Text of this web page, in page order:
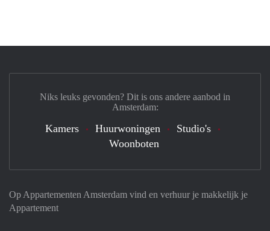
Op Appartementen Amsterdam vind en verhuur je makkelijk je
Appartement
Niks leuks gevonden? Dit is ons andere aanbod in
Amsterdam:
Kamers Huurwoningen
Studio's
Woonboten